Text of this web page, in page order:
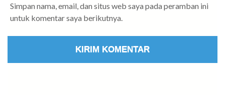
Simpan nama, email, dan situs web saya pada peramban ini
untuk komentar saya berikutnya.